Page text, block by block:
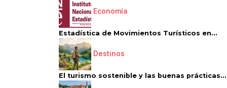
Economía
Estadística de Movimientos Turísticos en...
Destinos
El turismo sostenible y las buenas prácticas...